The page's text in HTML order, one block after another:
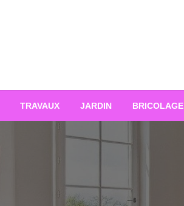
TRAVAUX JARDIN BRICOLAGE